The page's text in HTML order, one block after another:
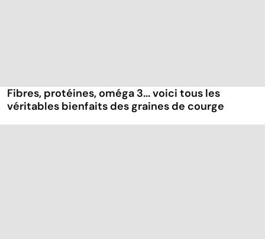
Fibres, protéines, oméga 3... voici tous les
véritables bienfaits des graines de courge